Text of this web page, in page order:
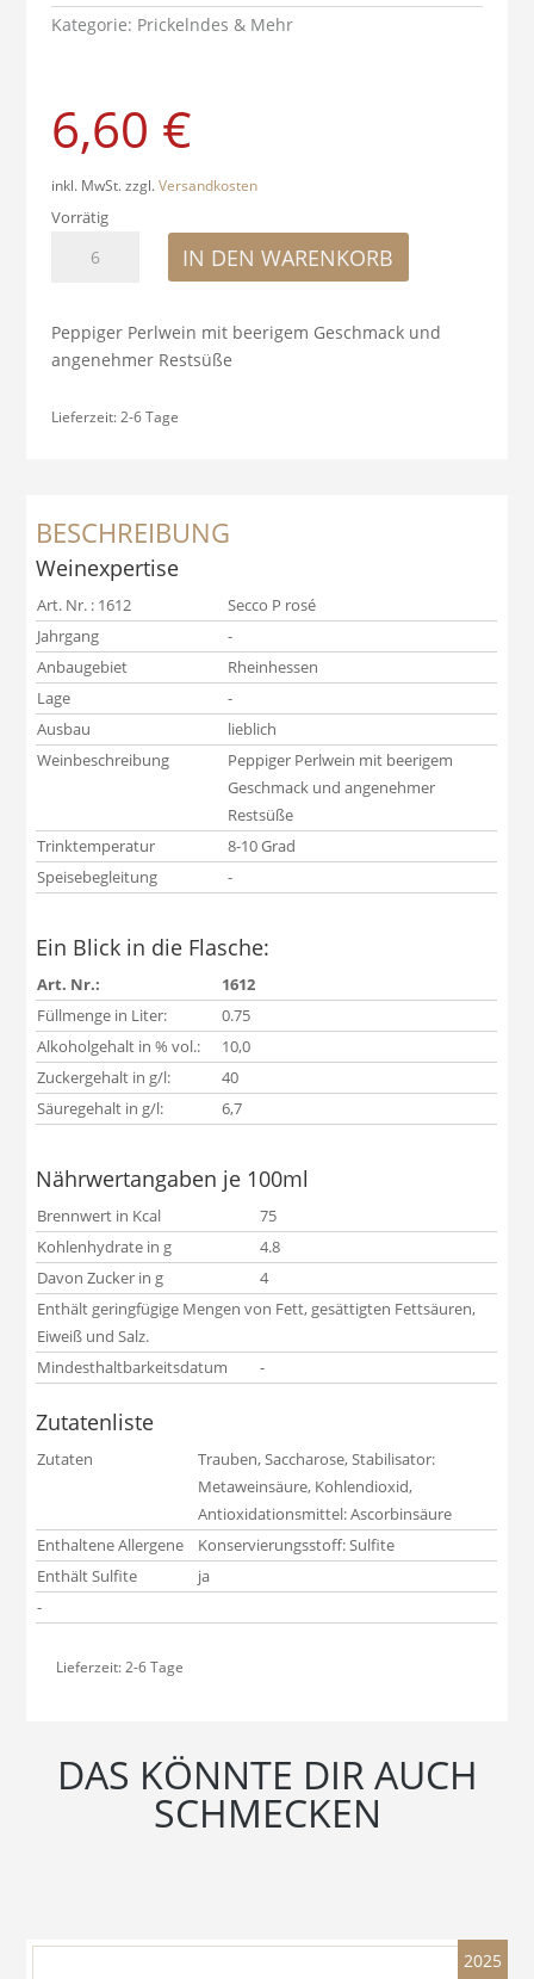
Kategorie: Prickelndes & Mehr
6,60 €
inkl. MwSt. zzgl.Versandkosten
Vorrätig
Menge
IN DEN WARENKORB
Peppiger Perlwein mit beerigem Geschmack und
angenehmer Restsüße
Lieferzeit:2-6 Tage
BESCHREIBUNG
Weinexpertise
Art. Nr. : 1612
Secco P rosé
Jahrgang
-
Anbaugebiet
Rheinhessen
Lage
-
Ausbau
lieblich
Weinbeschreibung
Peppiger Perlwein mit beerigem
Geschmack und angenehmer
Restsüße
Trinktemperatur
8-10 Grad
Speisebegleitung
-
Ein Blick in die Flasche:
Art. Nr.:
1612
Füllmenge in Liter:
0.75
Alkoholgehalt in % vol.:
10,0
Zuckergehalt in g/l:
40
Säuregehalt in g/l:
6,7
Nährwertangaben je 100ml
Brennwert in Kcal
75
Kohlenhydrate in g
4.8
Davon Zucker in g
4
Enthält geringfügige Mengen von Fett, gesättigten Fettsäuren,
Eiweiß und Salz.
Mindesthaltbarkeitsdatum
-
Zutatenliste
Zutaten
Trauben, Saccharose, Stabilisator:
Metaweinsäure, Kohlendioxid,
Antioxidationsmittel: Ascorbinsäure
Enthaltene Allergene
Konservierungsstoff: Sulfite
Enthält Sulfite
ja
-
Lieferzeit:2-6 Tage
DAS KÖNNTE DIR AUCH
SCHMECKEN
2025